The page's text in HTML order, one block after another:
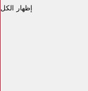
إظهار الكل